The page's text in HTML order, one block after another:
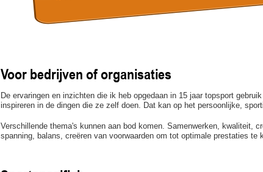
Voor bedrijven of organisaties
De ervaringen en inzichten die ik heb opgedaan in 15 jaar topsport
inspireren in de dingen die ze zelf doen. Dat kan op het persoonlijke,
Verschillende thema's kunnen aan bod komen. Samenwerken, kwaliteit,
spanning, balans, creëren van voorwaarden om tot optimale prestaties te